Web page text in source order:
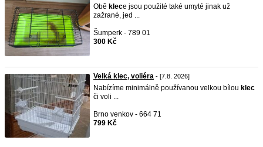
Obě klece jsou použité také umyté jinak už
zažrané, jed ...
Šumperk - 789 01
300 Kč
Velká klec, voliéra - [7.8. 2026]
Nabízíme minimálně používanou velkou bílou klec
či voli ...
Brno venkov - 664 71
799 Kč